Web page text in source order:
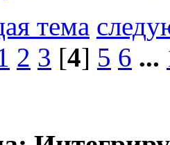
тема
2 3 [4] 5 6 ...